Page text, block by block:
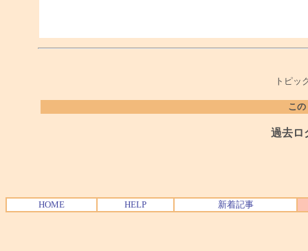
トピッ
こ
過去ロ
HOME HELP 新着記事